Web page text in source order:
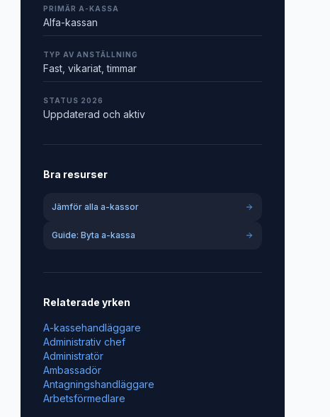
PRIMÄR A-KASSA
Alfa-kassan
TYP AV ANSTÄLLNING
Fast, vikariat, timmar
STATUS 2026
Uppdaterad och aktiv
Bra resurser
Jämför alla a-kassor
Guide: Byta a-kassa
Relaterade yrken
A-kassehandläggare
Administrativ chef
Administratör
Ambassadör
Antagningshandläggare
Arbetsförmedlare